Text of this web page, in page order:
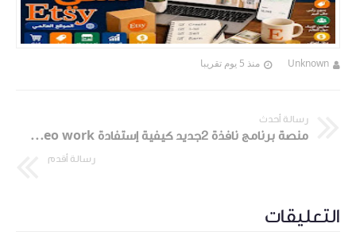
Unknown منذ 5 يوم تقريبا
رسالة أحدث
منصة برنامج نافذة 2جديد كيفية إستفادة getvideo work
رسالة أقدم
التعليقات